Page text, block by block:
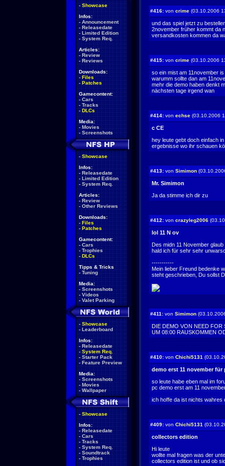
- Showcase
Infos:
- Announcement
- Releasedate
- Limited Edition
- System Req.
Articles:
- Review
- Reviews
Downloads:
- Files
- Patches
Gamecontent:
- Cars
- Tracks
- DLCs
Media:
- Movies
- Screenshots
- Showcase
Infos:
- Releasedate
- Limited Edition
- System Req.
Articles:
- Review
- Other Reviews
Downloads:
- Files
- Patches
Gamecontent:
- Cars
- Trophies
- DLCs
Tipps & Tricks
- Tuning
Media:
- Screenshots
- Videos
- Valet Parking
- Showcase
- Leaderboard
Infos:
- Releasedate
- System Req.
- Starter Pack
- Feature Preview
Media:
- Screenshots
- Movies
- Wallpaper
- Showcase
Infos:
- Releasedate
- Cars
- Tracks
- System Req.
- Soundtrack
- Trophies
#416: von crime (03.10.2006
und das spiel jetzt zu
2november früher kommt da
versandkosten kommen da
#415: von crime (03.10.2006
so ein mist am 11november
warumm sollte dan am
mehr die demo haben denkt
nächsten tage irgend wan
#414: von echse (03.10.2006
c CE
hey leute gebt doch einfach
ergebnisse wo ihr schauen
#413: von Simimon
Mr. Simimon
Ja da stimme ich dir zu
#412: von crazyleg2006
lol 11 N ov
Des midn 11 November
hald ich für sehr sehr
-----------
Mein lieber Freund bedenke
steht geschrieben, Du sollst
#411: von Simimon
DIE DEMO VON NEED FOR
UM 08:00 RAUSKOMMEN
#410: von Chichi5131
demo erst 11 november für
so leute habe eben mal im
pc demo erst am 11
ich hoffe da ist nichts wahres
#409: von Chichi5131
collectors edition
Hi leute
wollte mal fragen was der
collectors edition ist und ob